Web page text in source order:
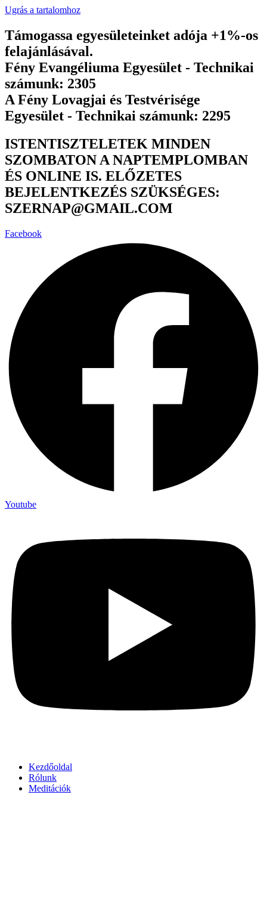
Ugrás a tartalomhoz
Támogassa egyesületeinket adója +1%-os
felajánlásával.
Fény Evangéliuma Egyesület - Technikai
számunk: 2305
A Fény Lovagjai és Testvérisége
Egyesület - Technikai számunk: 2295
ISTENTISZTELETEK MINDEN
SZOMBATON A NAPTEMPLOMBAN
ÉS ONLINE IS. ELŐZETES
BEJELENTKEZÉS SZÜKSÉGES:
SZERNAP@GMAIL.COM
Facebook
Youtube
Kezdőoldal
Rólunk
Meditációk